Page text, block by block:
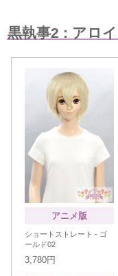
黒執事2 : アロ
アニメ版
ショートストレート - ゴ
ールド02
3,780円